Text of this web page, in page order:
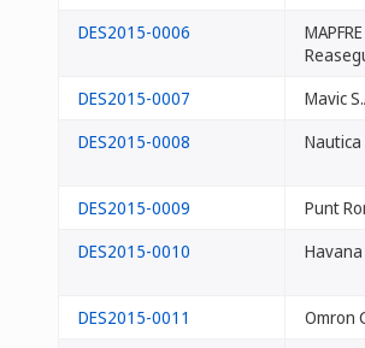
DES2015-0006
DES2015-0007 Mavic
DES2015-0008
Nautica
DES2015-0009
Punt
DES2015-0010
Havana
DES2015-0011 Omron